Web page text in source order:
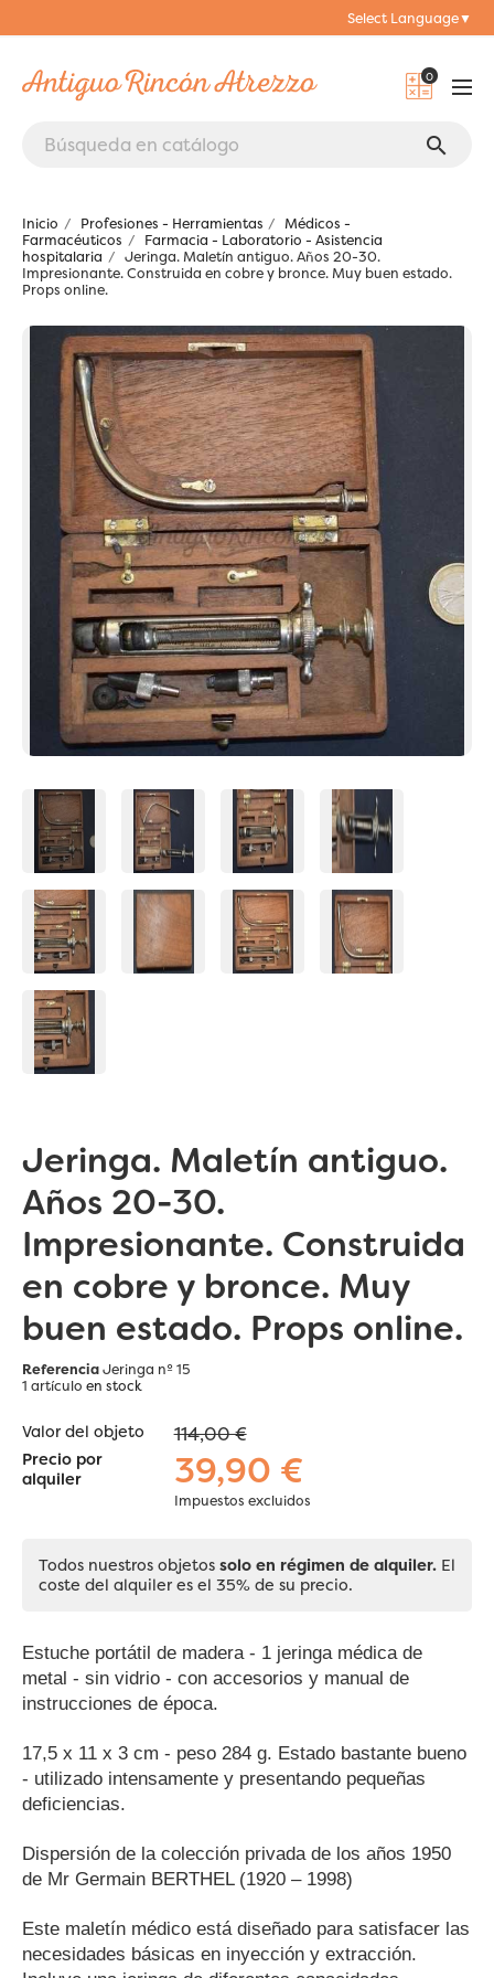
Select Language▼
0
search
Inicio Profesiones - Herramientas
Médicos -
Farmacéuticos
Farmacia - Laboratorio - Asistencia
hospitalaria
Jeringa. Maletín antiguo. Años 20-30.
Impresionante. Construida en cobre y bronce. Muy buen estado.
Props online.
Jeringa. Maletín antiguo.
Años 20-30.
Impresionante. Construida
en cobre y bronce. Muy
buen estado. Props online.
ReferenciaJeringa nº 15
1 artículo en stock
Valor del objeto 114,00 €
Precio por
alquiler
39,90 €
Impuestos excluidos
Todos nuestros objetos solo en régimen de alquiler. El
coste del alquiler es el 35% de su precio.
Estuche portátil de madera - 1 jeringa médica de
metal - sin vidrio - con accesorios y manual de
instrucciones de época.
17,5 x 11 x 3 cm - peso 284 g. Estado bastante bueno
- utilizado intensamente y presentando pequeñas
deficiencias.
Dispersión de la colección privada de los años 1950
de Mr Germain BERTHEL (1920 – 1998)
Este maletín médico está diseñado para satisfacer las
necesidades básicas en inyección y extracción.